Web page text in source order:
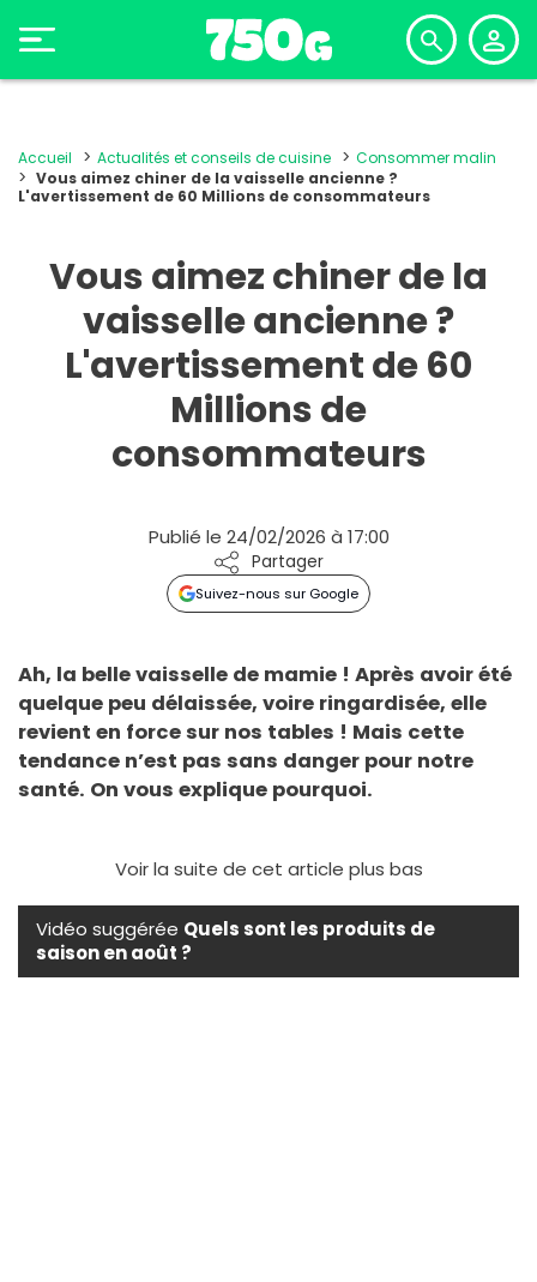
Accueil Actualités et conseils de cuisine
Consommer malin
Vous aimez chiner de la vaisselle ancienne ?
L'avertissement de 60 Millions de consommateurs
Vous aimez chiner de la
vaisselle ancienne ?
L'avertissement de 60
Millions de
consommateurs
Publié le 24/02/2026 à 17:00
Partager
Suivez-nous sur Google
Ah, la belle vaisselle de mamie ! Après avoir été
quelque peu délaissée, voire ringardisée, elle
revient en force sur nos tables ! Mais cette
tendance n’est pas sans danger pour notre
santé. On vous explique pourquoi.
Voir la suite de cet article plus bas
Vidéo suggérée Quels sont les produits de
saison en août ?